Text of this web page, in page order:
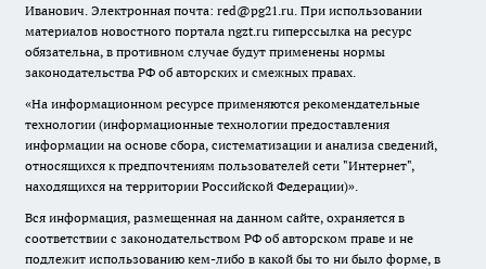
Иванович. Электронная почта: red@pg21.ru. При использовании
материалов новостного портала ngzt.ru гиперссылка на ресурс
обязательна, в противном случае будут применены нормы
законодательства РФ об авторских и смежных правах.
«На информационном ресурсе применяются рекомендательные
технологии (информационные технологии предоставления
информации на основе сбора, систематизации и анализа сведений,
относящихся к предпочтениям пользователей сети "Интернет",
находящихся на территории Российской Федерации)».
Вся информация, размещенная на данном сайте, охраняется в
соответствии с законодательством РФ об авторском праве и не
подлежит использованию кем-либо в какой бы то ни было форме, в